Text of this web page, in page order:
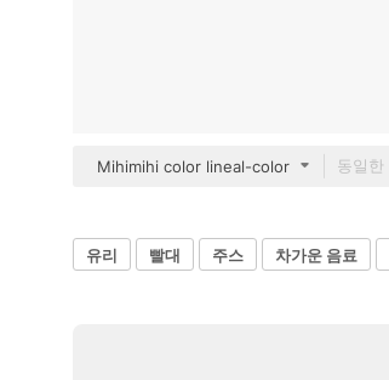
Mihimihi color lineal-color
유리 빨대 주스 차가운 음료